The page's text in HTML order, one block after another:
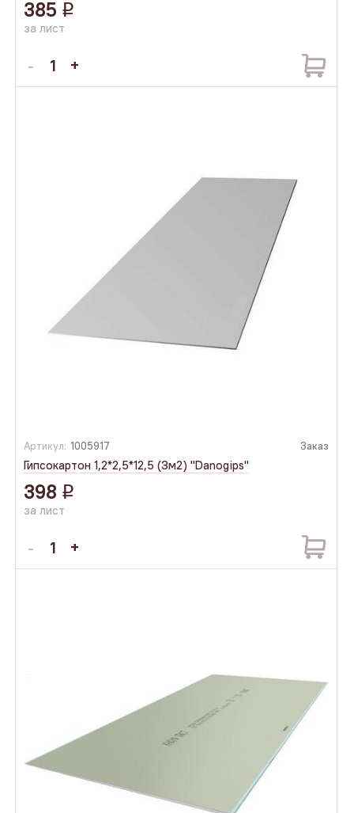
385 q
за лист
Артикул: 1005917 Заказ
Гипсокартон 1,2*2,5*12,5 (3м2) "Danogips"
398 q
за лист